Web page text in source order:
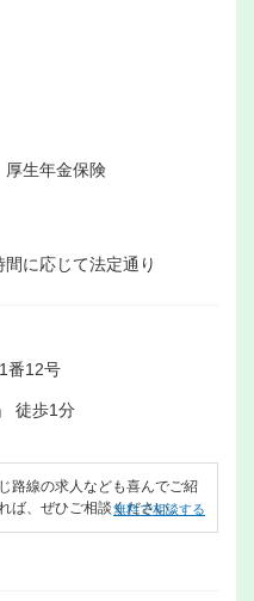
厚生年金保険
に応じて法定通り
番12号
徒歩1分
路線の求人なども喜んでご紹
ば、ぜひご相談ください。
無料で相談する